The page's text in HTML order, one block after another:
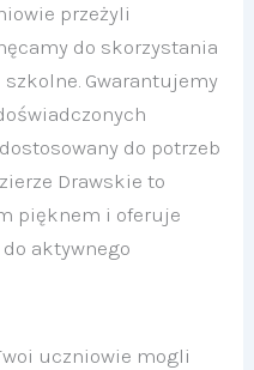
przeżyli
do skorzystania
Gwarantujemy
do potrzeb
Drawskie to
pięknem i oferuje
aktywnego
uczniowie mogli